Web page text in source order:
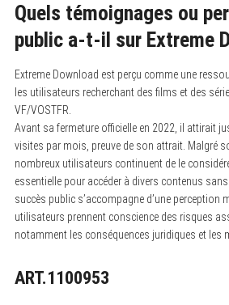
Quels témoignages ou
public a-t-il sur Extreme
Extreme Download est perçu comme une
les utilisateurs recherchant des films et des
VF/VOSTFR.
Avant sa fermeture officielle en 2022, il attirait
visites par mois, preuve de son attrait. Malgré
nombreux utilisateurs continuent de le
essentielle pour accéder à divers contenus
succès public s’accompagne d’une perception
utilisateurs prennent conscience des risques
notamment les conséquences juridiques et les
ART.1100953